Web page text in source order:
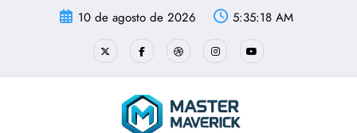
10 de agosto de 2026 5:35:19 AM